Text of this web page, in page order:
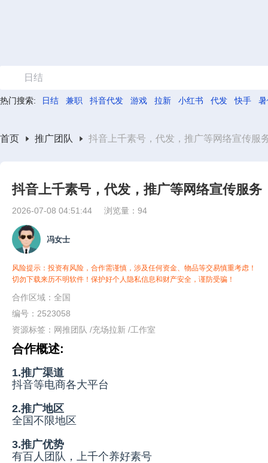
日结
热门搜索: 日结 兼职 抖音代发 游戏 拉新 小红书 代发 快手
首页 推广团队 抖音上千素号，代发，推广等网络宣传服
抖音上千素号，代发，推广等网络宣传服务
2026-07-08 04:51:44 浏览量：94
冯女士
风险提示：投资有风险，合作需谨慎，涉及任何资金、物品等交易慎重考虑！
切勿下载来历不明软件！保护好个人隐私信息和财产安全，谨防受骗！
合作区域：全国
编号：2523058
资源标签： 网推团队 /充场拉新 /工作室
合作概述:
1.推广渠道
抖音等电商各大平台
2.推广地区
全国不限地区
3.推广优势
有百人团队，上千个养好素号